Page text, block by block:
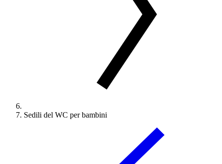
Sedili del WC per bambini